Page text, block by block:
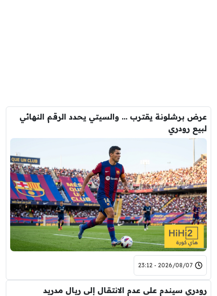
عرض برشلونة يقترب … والسيتي يحدد الرقم النهائي
لبيع رودري
2026/08/07 - 23:12
رودري سيندم على عدم الانتقال إلى ريال مدريد